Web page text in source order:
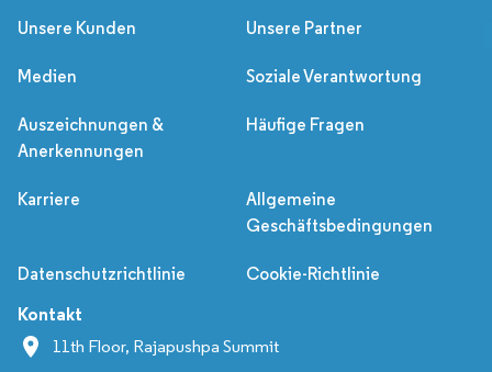
Unsere Kunden Unsere Partner
Medien Soziale Verantwortung
Auszeichnungen &
Anerkennungen
Häufige Fragen
Karriere
Allgemeine
Geschäftsbedingungen
Datenschutzrichtlinie Cookie-Richtlinie
Kontakt
11th Floor, Rajapushpa Summit